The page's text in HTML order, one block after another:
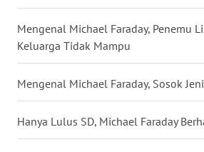
Mengenal Michael Faraday, Penemu
Keluarga Tidak Mampu
Mengenal Michael Faraday, Sosok
Hanya Lulus SD, Michael Faraday
WN
JATIM
WN